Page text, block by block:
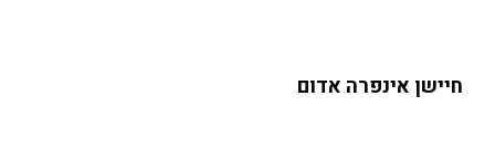
חיישן אינפרה אדום